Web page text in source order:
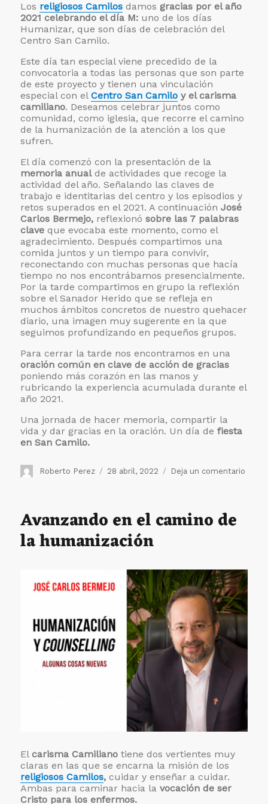
Los religiosos Camilos damosgracias por el año
2021 celebrando el día M: uno de los días
Humanizar, que son días de celebración del
Centro San Camilo.
Este día tan especial viene precedido de la
convocatoria a todas las personas que son parte
de este proyecto y tienen una vinculación
especial con elCentro San Camilo y el carisma
camiliano. Deseamos celebrar juntos como
comunidad, como iglesia, que recorre el camino
de la humanización de la atención a los que
sufren.
El día comenzó con la presentación de la
memoria anualde actividades que recoge la
actividad del año. Señalando las claves de
trabajo e identitarias del centro y los episodios y
retos superados en el 2021. A continuación José
Carlos Bermejo, reflexionósobre las 7 palabras
clave que evocaba este momento, como el
agradecimiento. Después compartimos una
comida juntos y un tiempo para convivir,
reconectando con muchas personas que hacía
tiempo no nos encontrábamos presencialmente.
Por la tarde compartimos en grupo la reflexión
sobre el Sanador Herido que se refleja en
muchos ámbitos concretos de nuestro quehacer
diario, una imagen muy sugerente en la que
seguimos profundizando en pequeños grupos.
Para cerrar la tarde nos encontramos en una
oración común en clave de acción de gracias
poniendo más corazón en las manos y
rubricando la experiencia acumulada durante el
año 2021.
Una jornada de hacer memoria, compartir la
vida y dar gracias en la oración. Un día defiesta
en San Camilo.
Autor
Roberto Perez
Publicado
28 abril, 2022 Deja un comentario
Avanzando en el camino de
la humanización
Elcarisma Camiliano tiene dos vertientes muy
claras en las que se encarna la misión de los
religiosos Camilos, cuidar y enseñar a cuidar.
Ambas para caminar hacia la vocación de ser
Cristo para los enfermos.